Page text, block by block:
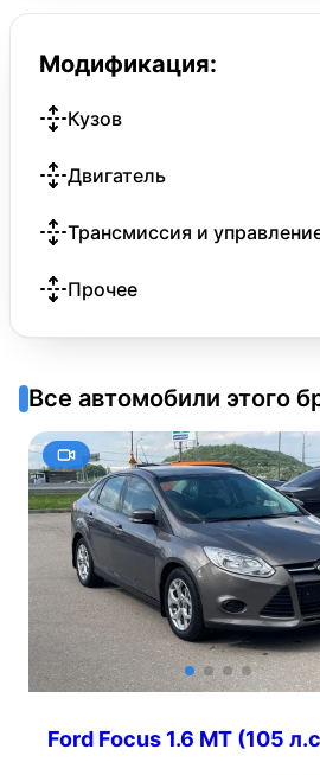
Модификация:
Кузов
Двигатель
Трансмиссия и
Прочее
Все автомобили этого
Ford Focus 1.6 MT (105